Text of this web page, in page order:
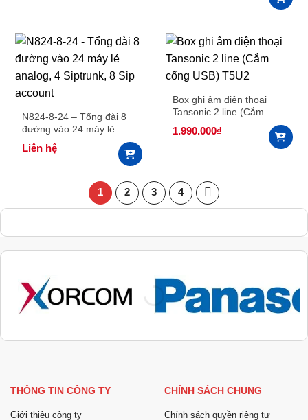
N824-8-24 – Tổng đài 8
đường vào 24 máy lẻ
analog, 4 Siptrunk, 8 Sip
account
Liên hệ
Box ghi âm điện thoại
Tansonic 2 line (Cắm
1.990.000₫
1 2 3 4
THÔNG TIN CÔNG TY
Giới thiệu công ty
CHÍNH SÁCH CHUNG
Chính sách quyền riêng tư